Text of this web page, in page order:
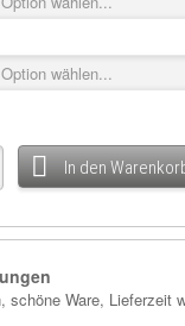
In den
schöne Ware, Lieferzeit